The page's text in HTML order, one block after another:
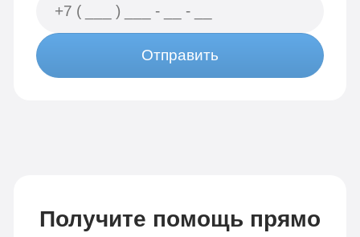
Отправить
Получите помощь прямо